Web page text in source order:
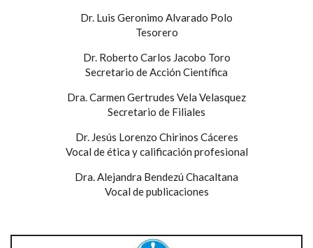
Dr. Luis Geronimo Alvarado Polo
Tesorero
Dr. Roberto Carlos Jacobo Toro
Secretario de Acción Científica
Dra. Carmen Gertrudes Vela Velasquez
Secretario de Filiales
Dr. Jesús Lorenzo Chirinos Cáceres
Vocal de ética y calificación profesional
Dra. Alejandra Bendezú Chacaltana
Vocal de publicaciones